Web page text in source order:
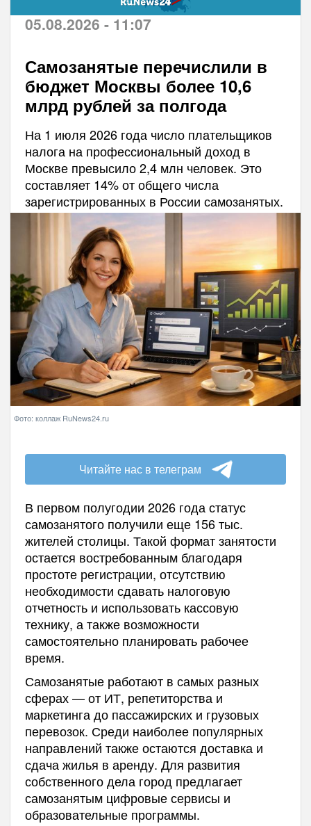
05.08.2026 - 11:07
Самозанятые перечислили в
бюджет Москвы более 10,6
млрд рублей за полгода
На 1 июля 2026 года число плательщиков
налога на профессиональный доход в
Москве превысило 2,4 млн человек. Это
составляет 14% от общего числа
зарегистрированных в России самозанятых.
Фото: коллаж RuNews24.ru
Читайте нас в телеграм
В первом полугодии 2026 года статус
самозанятого получили еще 156 тыс.
жителей столицы. Такой формат занятости
остается востребованным благодаря
простоте регистрации, отсутствию
необходимости сдавать налоговую
отчетность и использовать кассовую
технику, а также возможности
самостоятельно планировать рабочее
время.
Самозанятые работают в самых разных
сферах — от ИТ, репетиторства и
маркетинга до пассажирских и грузовых
перевозок. Среди наиболее популярных
направлений также остаются доставка и
сдача жилья в аренду. Для развития
собственного дела город предлагает
самозанятым цифровые сервисы и
образовательные программы.